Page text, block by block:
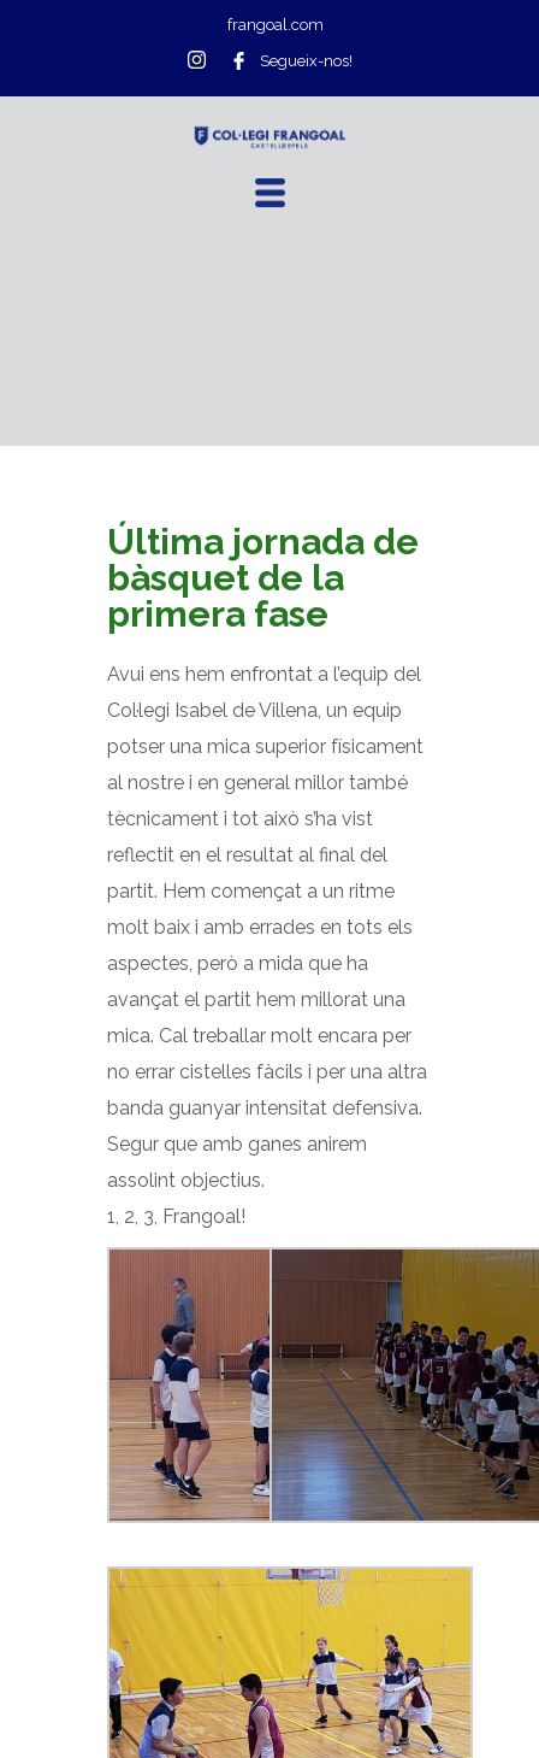
frangoal.com
Segueix-nos!
Última jornada de
bàsquet de la
primera fase
Avui ens hem enfrontat a l’equip del
Col·legi Isabel de Villena, un equip
potser una mica superior físicament
al nostre i en general millor també
tècnicament i tot això s’ha vist
reflectit en el resultat al final del
partit. Hem començat a un ritme
molt baix i amb errades en tots els
aspectes, però a mida que ha
avançat el partit hem millorat una
mica. Cal treballar molt encara per
no errar cistelles fàcils i per una altra
banda guanyar intensitat defensiva.
Segur que amb ganes anirem
assolint objectius.
1, 2, 3, Frangoal!